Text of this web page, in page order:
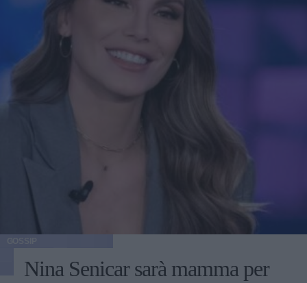
Nina Senicar sarà mamma per